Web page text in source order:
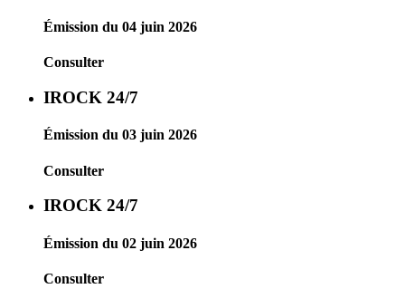
Émission du 04 juin 2026
Consulter
IROCK 24/7
Émission du 03 juin 2026
Consulter
IROCK 24/7
Émission du 02 juin 2026
Consulter